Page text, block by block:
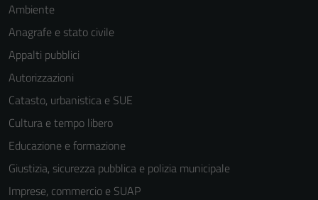
Ambiente
Anagrafe e stato civile
Appalti pubblici
Autorizzazioni
Catasto, urbanistica e SUE
Cultura e tempo libero
Educazione e formazione
Giustizia, sicurezza pubblica e polizia municipale
Imprese, commercio e SUAP